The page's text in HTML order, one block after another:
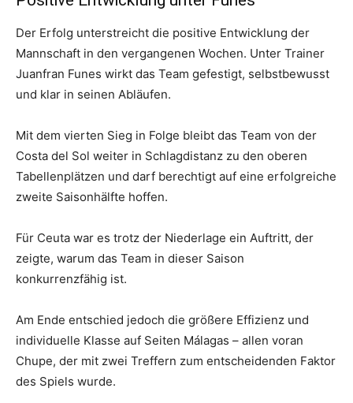
Der Erfolg unterstreicht die positive Entwicklung der
Mannschaft in den vergangenen Wochen. Unter Trainer
Juanfran Funes wirkt das Team gefestigt, selbstbewusst
und klar in seinen Abläufen.
Mit dem vierten Sieg in Folge bleibt das Team von der
Costa del Sol weiter in Schlagdistanz zu den oberen
Tabellenplätzen und darf berechtigt auf eine erfolgreiche
zweite Saisonhälfte hoffen.
Für Ceuta war es trotz der Niederlage ein Auftritt, der
zeigte, warum das Team in dieser Saison
konkurrenzfähig ist.
Am Ende entschied jedoch die größere Effizienz und
individuelle Klasse auf Seiten Málagas – allen voran
Chupe, der mit zwei Treffern zum entscheidenden Faktor
des Spiels wurde.